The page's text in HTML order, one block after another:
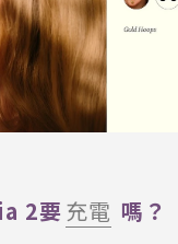
2要充電 嗎？